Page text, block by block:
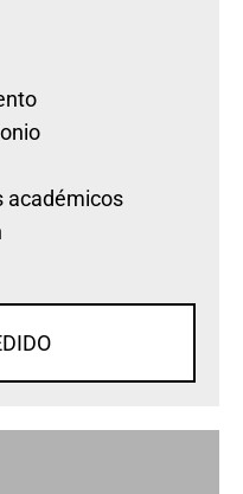
académicos